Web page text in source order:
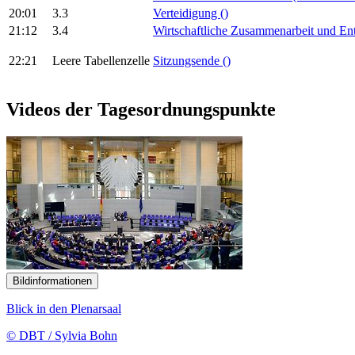
20:01
3.3 Verteidigung ()
21:12
3.4 Wirtschaftliche Zusammenarbeit und
22:21 Leere Tabellenzelle Sitzungsende ()
Videos der Tagesordnungspunkte
Bildinformationen
Blick in den Plenarsaal
© DBT / Sylvia Bohn